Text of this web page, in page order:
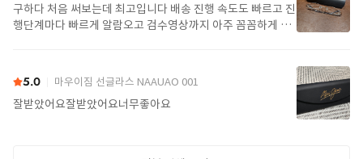
구하다 처음 써보는데 최고입니다 배송 진행 속도도 빠르고 진
행단계마다 빠르게 알람오고 검수영상까지 아주 꼼꼼하게 찍
5.0 마우이짐 선글라스 NAAUAO 001
잘받았어요잘받았어요너무좋아요